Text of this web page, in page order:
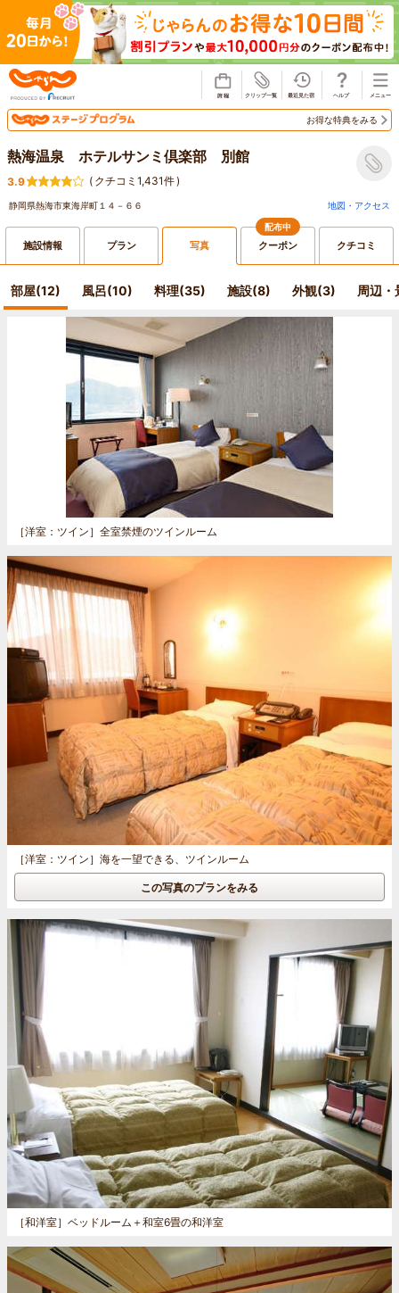
お得な特典をみる
熱海温泉 ホテルサンミ倶楽部 別館
3.9 ( クチコミ1,431件)
静岡県熱海市東海岸町１４－６６ 地図・アクセス
施設情報 プラン 写真
配布中
クーポン クチコミ
部屋(12) 風呂(10) 料理(35) 施設(8) 外観(3) 周辺
［洋室：ツイン］ 全室禁煙のツインルーム
［洋室：ツイン］ 海を一望できる、ツインルーム
この写真のプランをみる
［和洋室］ ベッドルーム＋和室6畳の和洋室